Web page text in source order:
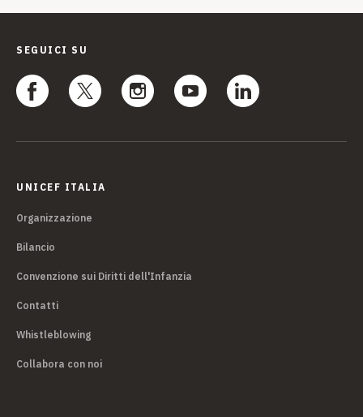
SEGUICI SU
UNICEF ITALIA
Organizzazione
Bilancio
Convenzione sui Diritti dell'Infanzia
Contatti
Whistleblowing
Collabora con noi